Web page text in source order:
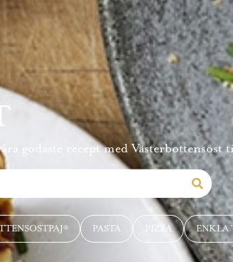
godaste recept med Västerbottensost
PASTA PIZZA ENKLA